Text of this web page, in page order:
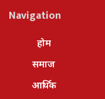
Navigation
होम
समाज
आर्थिक